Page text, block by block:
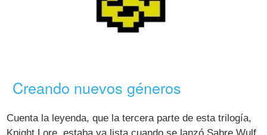
Creando nuevos géneros
Cuenta la leyenda, que la tercera parte de esta trilogía,